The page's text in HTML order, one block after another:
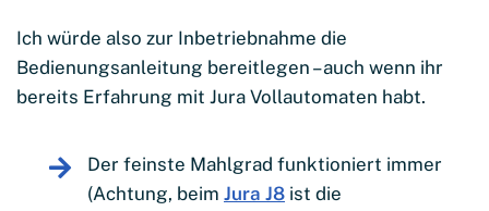
Ich würde also zur Inbetriebnahme die
Bedienungsanleitung bereitlegen – auch wenn ihr
bereits Erfahrung mit Jura Vollautomaten habt.
Der feinste Mahlgrad funktioniert immer
(Achtung, beim Jura J8 ist die